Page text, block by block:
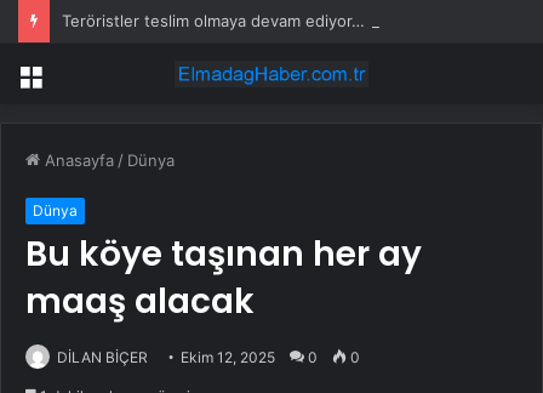
Menü
Anasayfa / Dünya
Dünya
Bu köye taşınan her ay
maaş alacak
DİLAN BİÇER Ekim 12, 2025 0 0